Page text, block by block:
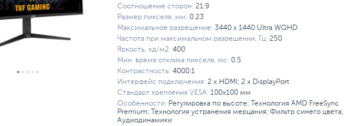
Соотношение сторон: 21:9
Размер пикселя, мм: 0.23
Максимальное разрешение: 3440 x 1440 Ultra WQHD
Частота при максимальном разрешении, Гц: 250
Яркость, кд/м2: 400
Мин. время отклика пикселя, мс: 0.5
Контрастность: 4000:1
Интерфейс подключения: 2 x HDMI; 2 x DisplayPort
Стандарт крепления VESA: 100x100 мм
Особенности: Регулировка по высоте; Технология AMD FreeSync
Premium; Технология устранения мерцания; Фильтр синего цвета;
Аудиодинамики